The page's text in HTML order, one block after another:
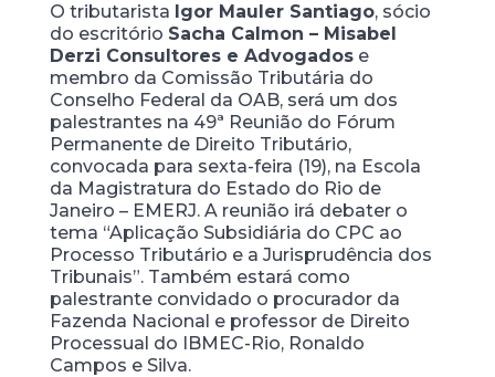
O tributarista Igor Mauler Santiago, sócio
do escritório Sacha Calmon – Misabel
Derzi Consultores e Advogadose
membro da Comissão Tributária do
Conselho Federal da OAB, será um dos
palestrantes na 49ª Reunião do Fórum
Permanente de Direito Tributário,
convocada para sexta-feira (19), na Escola
da Magistratura do Estado do Rio de
Janeiro – EMERJ. A reunião irá debater o
tema “Aplicação Subsidiária do CPC ao
Processo Tributário e a Jurisprudência dos
Tribunais”. Também estará como
palestrante convidado o procurador da
Fazenda Nacional e professor de Direito
Processual do IBMEC-Rio, Ronaldo
Campos e Silva.